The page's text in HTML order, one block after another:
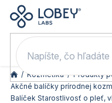
Prejsť
obsah
kódom LOB20
/ Kozmetika / Produkty
Akčné balíčky prírodnej
Balíček Starostlivosť o pleť,